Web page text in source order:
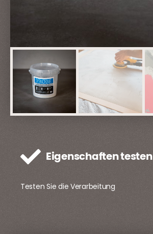
Eigenschaften testen
Testen Sie die Verarbeitung